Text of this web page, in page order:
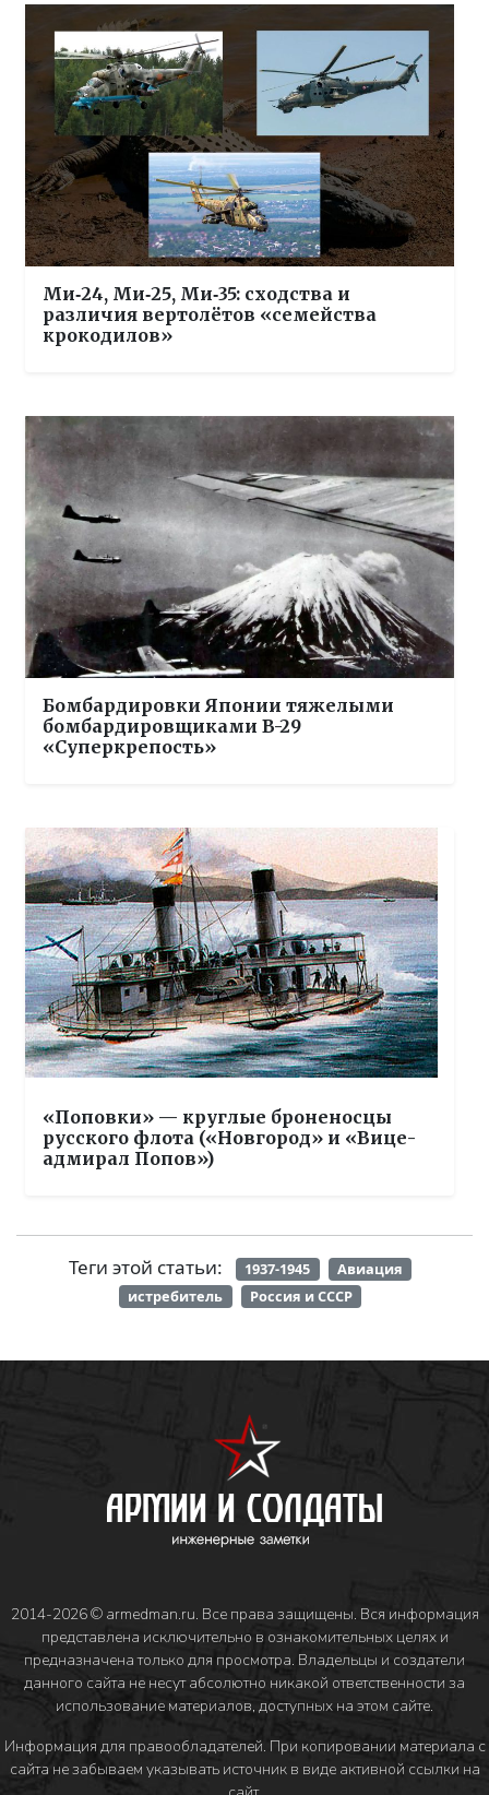
Ми‑24, Ми‑25, Ми‑35: сходства и
различия вертолётов «семейства
крокодилов»
Бомбардировки Японии тяжелыми
бомбардировщиками B-29
«Суперкрепость»
«Поповки» — круглые броненосцы
русского флота («Новгород» и «Вице-
адмирал Попов»)
Теги этой статьи: 1937-1945
Авиация
истребитель
Россия и СССР
2014-2026 © armedman.ru. Все права защищены. Вся информация
представлена исключительно в ознакомительных целях и
предназначена только для просмотра. Владельцы и создатели
данного сайта не несут абсолютно никакой ответственности за
использование материалов, доступных на этом сайте.
Информация для правообладателей. При копировании материала с
сайта не забываем указывать источник в виде активной ссылки на